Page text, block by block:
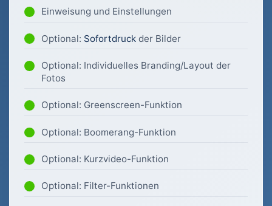
Einweisung und Einstellungen
Optional: Sofortdruck der Bilder
Optional: Individuelles Branding/Layout der
Fotos
Optional: Greenscreen-Funktion
Optional: Boomerang-Funktion
Optional: Kurzvideo-Funktion
Optional: Filter-Funktionen